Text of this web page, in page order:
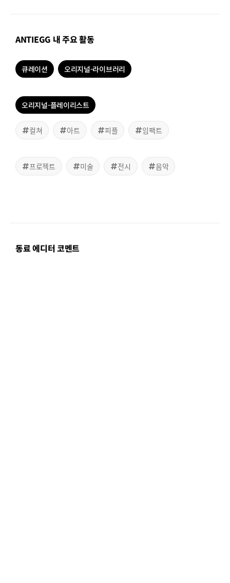
ANTIEGG 내 주요 활동
큐레이션 오리지널-라이브러리
오리지널-플레이리스트
컬쳐 아트 피플 임팩트
프로젝트 미술 전시 음악
동료 에디터 코멘트